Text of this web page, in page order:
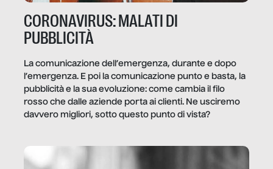
CORONAVIRUS: MALATI DI
PUBBLICITÀ
La comunicazione dell’emergenza, durante e dopo
l’emergenza. E poi la comunicazione punto e basta, la
pubblicità e la sua evoluzione: come cambia il filo
rosso che dalle aziende porta ai clienti. Ne usciremo
davvero migliori, sotto questo punto di vista?